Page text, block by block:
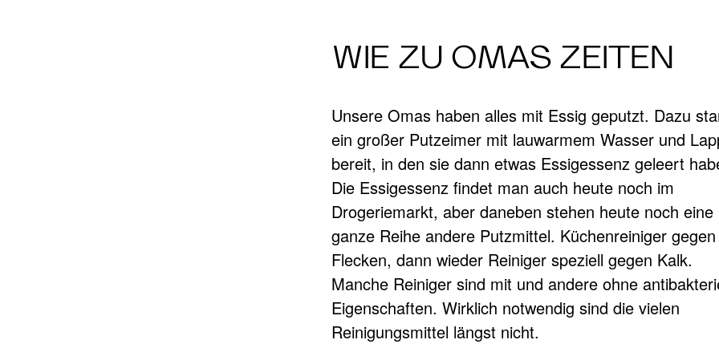
WIE ZU OMAS ZEITEN
Unsere Omas haben alles mit Essig geputzt. Dazu
ein großer Putzeimer mit lauwarmem Wasser und
bereit, in den sie dann etwas Essigessenz geleert
Die Essigessenz findet man auch heute noch im
Drogeriemarkt, aber daneben stehen heute noch eine
ganze Reihe andere Putzmittel. Küchenreiniger gegen
Flecken, dann wieder Reiniger speziell gegen Kalk.
Manche Reiniger sind mit und andere ohne
Eigenschaften. Wirklich notwendig sind die vielen
Reinigungsmittel längst nicht.